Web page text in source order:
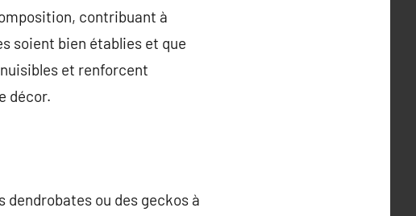
contribuant à
soient bien établies et que
et renforcent
décor.
ou des geckos à